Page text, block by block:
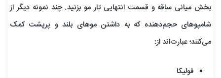
بخش میانی ساقه و قسمت انتهایی تار مو بزنید. چند نمونه دیگر از
شامپوهای حجم‌دهنده که به داشتن موهای بلند و پرپشت کمک
می‌کنند؛ عبارت‌اند از:
فولیکا